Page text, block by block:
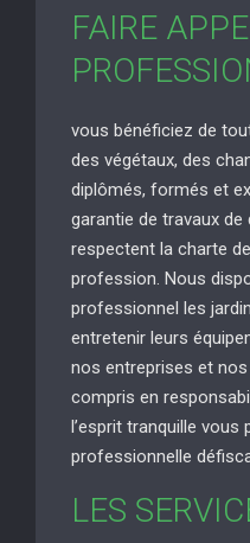
FAIRE
vous bénéficiez de
des végétaux, des
diplômés, formés et
garantie de travaux
respectent la charte
profession. Nous
professionnel les
entretenir leurs
nos entreprises et
compris en
l’esprit tranquille vous
professionnelle
LES